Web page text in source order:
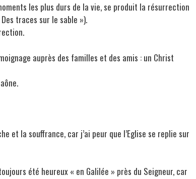
les plus durs de la vie, se produit la résurrection
traces sur le sable »).
auprès des familles et des amis : un Christ
la souffrance, car j’ai peur que l’Eglise se replie sur
été heureux « en Galilée » près du Seigneur, car